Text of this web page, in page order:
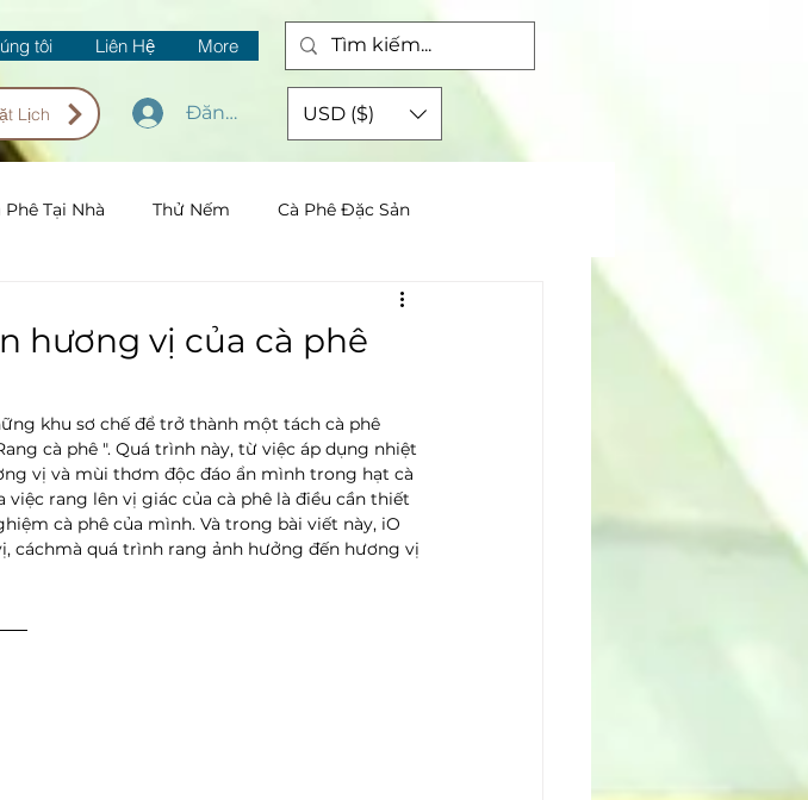
tôi Liên Hệ More
Lịch Đăng nhập USD ($)
Phê Tại Nhà Thử Nếm Cà Phê Đặc Sản
hương vị của cà phê
khu sơ chế để trở thành một tách cà phê
cà phê ". Quá trình này, từ việc áp dụng nhiệt
vị và mùi thơm độc đáo ẩn mình trong hạt cà
việc rang lên vị giác của cà phê là điều cần thiết
cà phê của mình. Và trong bài viết này, iO
cáchmà quá trình rang ảnh hưởng đến hương vị